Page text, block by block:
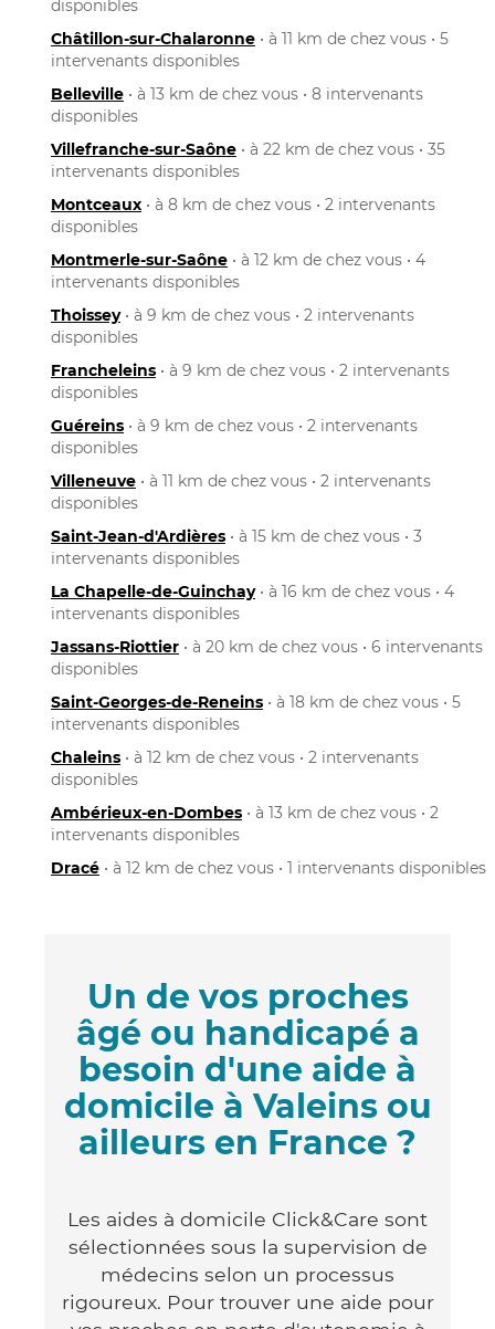
disponibles
Châtillon-sur-Chalaronne • à 11 km de chez vous • 5
intervenants disponibles
Belleville • à 13 km de chez vous • 8 intervenants
disponibles
Villefranche-sur-Saône • à 22 km de chez vous • 35
intervenants disponibles
Montceaux • à 8 km de chez vous • 2 intervenants
disponibles
Montmerle-sur-Saône • à 12 km de chez vous • 4
intervenants disponibles
Thoissey• à 9 km de chez vous • 2 intervenants
disponibles
Francheleins • à 9 km de chez vous • 2 intervenants
disponibles
Guéreins • à 9 km de chez vous • 2 intervenants
disponibles
Villeneuve • à 11 km de chez vous • 2 intervenants
disponibles
Saint-Jean-d'Ardières • à 15 km de chez vous • 3
intervenants disponibles
La Chapelle-de-Guinchay• à 16 km de chez vous • 4
intervenants disponibles
Jassans-Riottier • à 20 km de chez vous • 6 intervenants
disponibles
Saint-Georges-de-Reneins • à 18 km de chez vous • 5
intervenants disponibles
Chaleins • à 12 km de chez vous • 2 intervenants
disponibles
Ambérieux-en-Dombes • à 13 km de chez vous • 2
intervenants disponibles
Dracé • à 12 km de chez vous • 1 intervenants disponibles
Un de vos proches
âgé ou handicapé a
besoin d'une aide à
domicile à Valeins ou
ailleurs en France ?
Les aides à domicile Click&Care sont
sélectionnées sous la supervision de
médecins selon un processus
rigoureux. Pour trouver une aide pour